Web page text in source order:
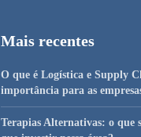
Mais recentes
O que é Logística e Supply
importância para as
Terapias Alternativas: o que